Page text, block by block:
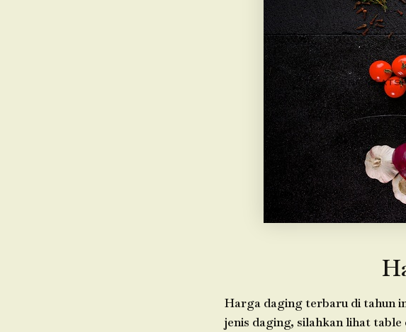
Harga daging terbaru di tahun
jenis daging, silahkan lihat